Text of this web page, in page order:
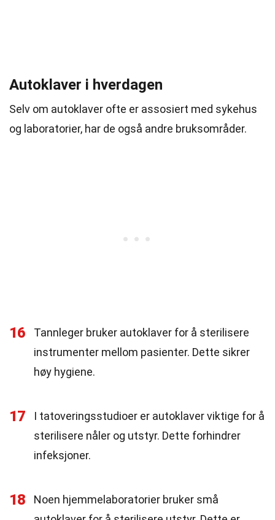
Autoklaver i hverdagen
Selv om autoklaver ofte er assosiert med sykehus
og laboratorier, har de også andre bruksområder.
16
Tannleger bruker autoklaver for å sterilisere
instrumenter mellom pasienter. Dette sikrer
høy hygiene.
17
I tatoveringsstudioer er autoklaver viktige for å
sterilisere nåler og utstyr. Dette forhindrer
infeksjoner.
18
Noen hjemmelaboratorier bruker små